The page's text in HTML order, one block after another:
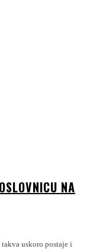
NA
uskoro postaje i